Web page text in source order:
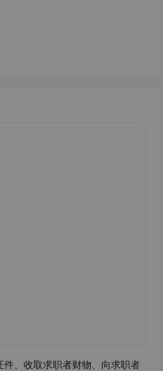
件、收取求职者财物、向求职者